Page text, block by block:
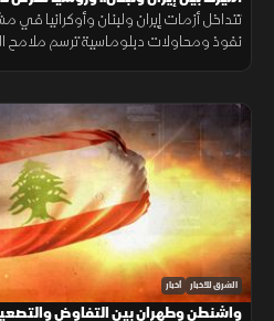
تتداخل أزمات إيران ولبنان
نفوذ ومحاولات دبلوماسية ترسم ملامح
الشرق للأخبار أخبار
واشنطن وطهران بين التفاوض